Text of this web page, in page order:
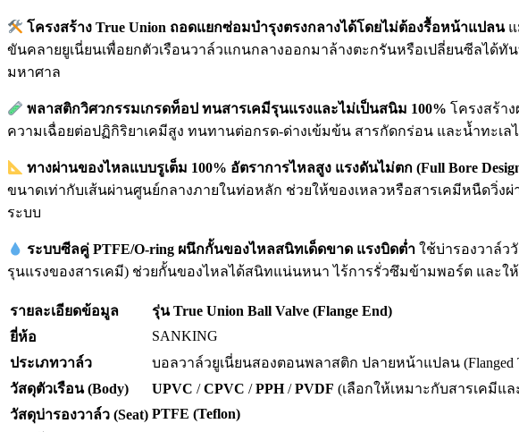
โครงสร้าง True Union ถอดแยกซ่อมบำรุงตรงกลางได้โดยไม่ต้องรื้อหน้าแปลนแ
ขันคลายยูเนี่ยนเพื่อยกตัวเรือนวาล์วแกนกลางออกมาล้างตะกรันหรือเปลี่ยนซีลได้
มหาศาล
พลาสติกวิศวกรรมเกรดท็อป ทนสารเคมีรุนแรงและไม่เป็นสนิม 100% โครงสร้า
ความเฉื่อยต่อปฏิกิริยาเคมีสูง ทนทานต่อกรด-ด่างเข้มข้น สารกัดกร่อน และน้ำทะเ
ทางผ่านของไหลแบบรูเต็ม 100% อัตราการไหลสูง แรงดันไม่ตก (Full Bore
ขนาดเท่ากับเส้นผ่านศูนย์กลางภายในท่อหลัก ช่วยให้ของเหลวหรือสารเคมีหนืดวิ่ง
ระบบ
ระบบซีลคู่ PTFE/O-ring ผนึกกั้นของไหลสนิทเด็ดขาด แรงบิดต่ำ ใช้บ่ารองวาล์ว
รุนแรงของสารเคมี) ช่วยกั้นของไหลได้สนิทแน่นหนา ไร้การรั่วซึมข้ามพอร์ต และใ
รายละเอียดข้อมูล
รุ่น True Union Ball Valve (Flange End)
ยี่ห้อ
SANKING
ประเภทวาล์ว
บอลวาล์วยูเนี่ยนสองตอนพลาสติก ปลายหน้าแปลน (Flanged
วัสดุตัวเรือน (Body)
UPVC /CPVC /PPH/PVDF (เลือกให้เหมาะกับสารเคมีแ
วัสดุบ่ารองวาล์ว (Seat) PTFE (Teflon)